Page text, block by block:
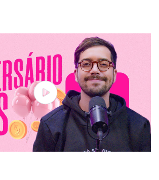
a adesão ao saque-aniversário?
o dinheiro do saque-aniversário do
dívidas
a reserva de emergência
fazer o dinheiro crescer